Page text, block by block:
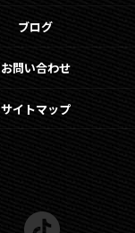
ブログ
お問い合わせ
サイトマップ